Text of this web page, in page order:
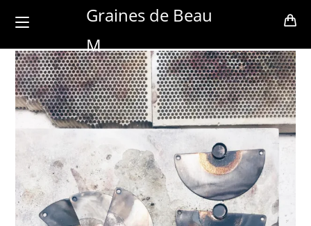
Graines de Beau
M